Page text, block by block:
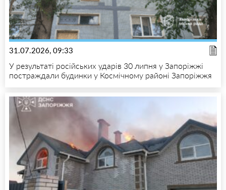
31.07.2026, 09:33
У результаті російських ударів 30 липня у Запоріжжі
постраждали будинки у Космічному районі Запоріжжя